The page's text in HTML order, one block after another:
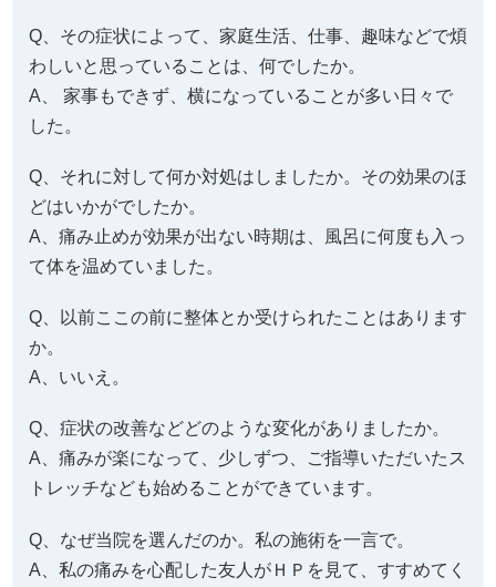
Q、その症状によって、家庭生活、仕事、趣味などで煩
わしいと思っていることは、何でしたか。
A、 家事もできず、横になっていることが多い日々で
した。
Q、それに対して何か対処はしましたか。その効果のほ
どはいかがでしたか。
A、痛み止めが効果が出ない時期は、風呂に何度も入っ
て体を温めていました。
Q、以前ここの前に整体とか受けられたことはあります
か。
A、いいえ。
Q、症状の改善などどのような変化がありましたか。
A、痛みが楽になって、少しずつ、ご指導いただいたス
トレッチなども始めることができています。
Q、なぜ当院を選んだのか。私の施術を一言で。
A、私の痛みを心配した友人がＨＰを見て、すすめてく